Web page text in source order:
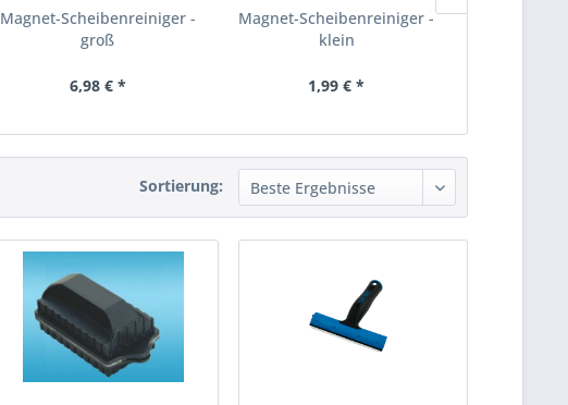
Magnet-Scheibenreiniger -
groß
6,98 € *
Magnet-Scheibenreiniger -
klein
1,99 € *
Sortierung: